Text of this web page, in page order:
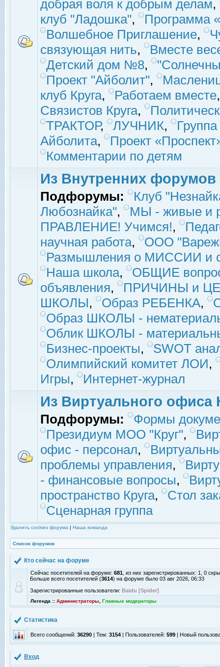
добрая воля к добрым делам,
клуб "Ладошка",
Программа
Волшебное Приглашение,
связующая нить,
Вместе
Детский дом №8,
Проект "Айболит",
клуб Круга, Работаем вместе
Связистов Круга,
ТРАКТОР, ЛУЧНИК,
Айболита,
Проект
Комментарии по детям
Из Внутренних форумов
Подфорумы:
Клуб
Любознайка",
МЫ - живые и
ПРАВЛЕНИЕ! Учимся!,
научная работа,
ООО
Размышления о МИССИИ и
Наша школа,
ОБЩИЕ
объявления,
ПРИЧИНЫ и
ШКОЛЫ, Образ РЕБЕНКА,
Образ ШКОЛЫ -
Облик ШКОЛЫ -
Бизнес-проекты,
SWOT
Олимпийский комитет ЛОИ,
Игры, Интернет-журнал
Из Виртуального офиса
Подфорумы:
Формы
Президиум МОО "Круг",
офис - персонал,
проблемы управления,
- финансовые вопросы,
пространство Круга,
Стол
Сценарная группа
Удалить cookies форума | Наша команда
Список форумов
Кто сейчас на форуме
Сейчас посетителей на форуме: 681 , из них зарегистрированных: 1, 0
Больше всего посетителей (3614) на форуме было 03 авг 2026, 06:33
Зарегистрированные пользователи: Baidu [Spider]
Легенда :: Администраторы Главные модераторы
Статистика
Всего сообщений: 36290 | Тем: 3154 | Пользователей: 599 | Новый
Вход